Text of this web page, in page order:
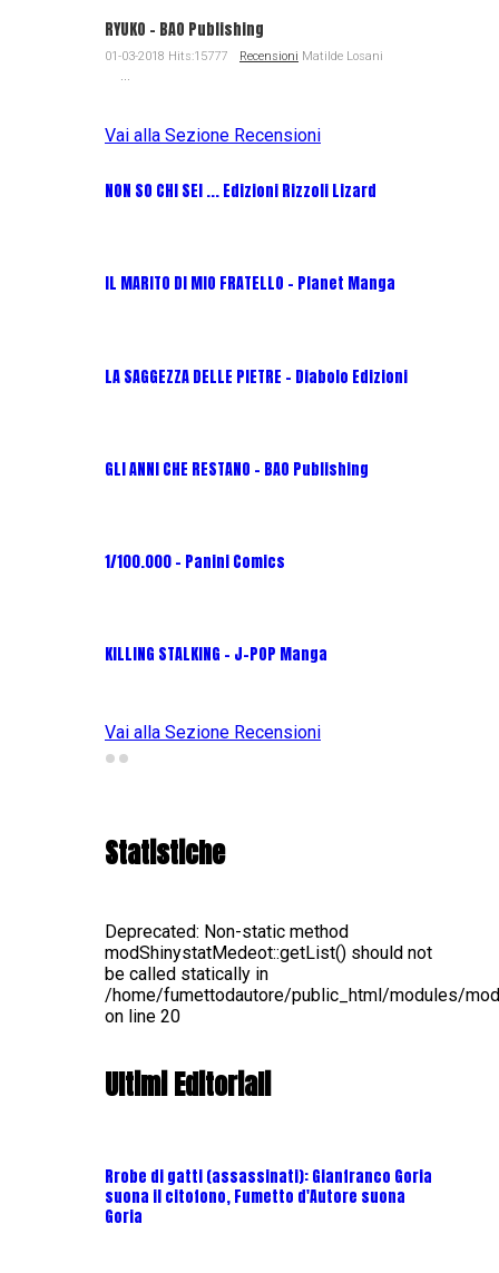
RYUKO - BAO Publishing
01-03-2018 Hits:15777 Recensioni Matilde Losani
Vai alla Sezione Recensioni
NON SO CHI SEI ... Edizioni Rizzoli Lizard
IL MARITO DI MIO FRATELLO - Planet Manga
LA SAGGEZZA DELLE PIETRE - Diabolo Edizioni
GLI ANNI CHE RESTANO - BAO Publishing
1/100.000 - Panini Comics
KILLING STALKING - J-POP Manga
Vai alla Sezione Recensioni
Statistiche
Deprecated: Non-static method
modShinystatMedeot::getList() should not
be called statically in
/home/fumettodautore/public_html/modules/
on line 20
Ultimi Editoriali
Rrobe di gatti (assassinati): Gianfranco Goria
suona il citofono, Fumetto d'Autore suona
Goria